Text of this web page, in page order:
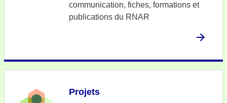
communication, fiches, formations et
publications du RNAR
Projets